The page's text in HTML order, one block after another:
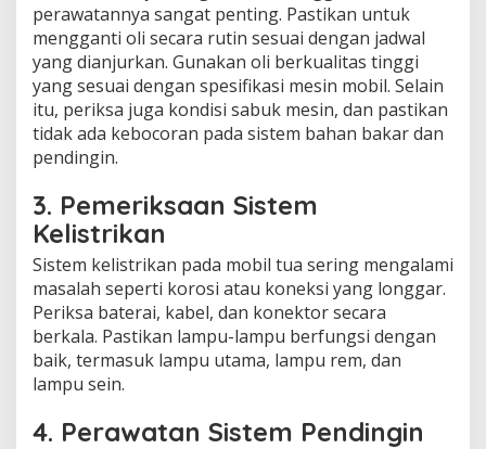
perawatannya sangat penting. Pastikan untuk
mengganti oli secara rutin sesuai dengan jadwal
yang dianjurkan. Gunakan oli berkualitas tinggi
yang sesuai dengan spesifikasi mesin mobil. Selain
itu, periksa juga kondisi sabuk mesin, dan pastikan
tidak ada kebocoran pada sistem bahan bakar dan
pendingin.
3. Pemeriksaan Sistem
Kelistrikan
Sistem kelistrikan pada mobil tua sering mengalami
masalah seperti korosi atau koneksi yang longgar.
Periksa baterai, kabel, dan konektor secara
berkala. Pastikan lampu-lampu berfungsi dengan
baik, termasuk lampu utama, lampu rem, dan
lampu sein.
4. Perawatan Sistem Pendingin